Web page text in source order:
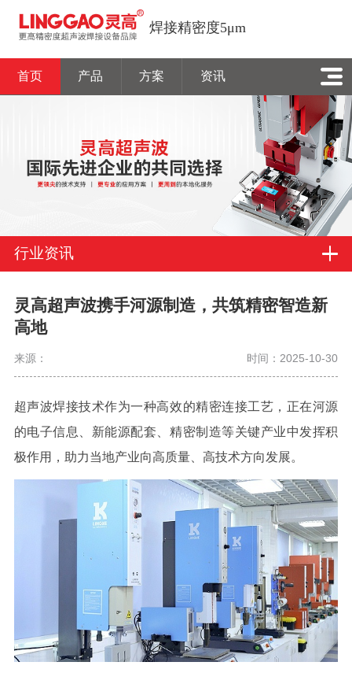
焊接精密度5μm
首页 产品 方案 资讯
行业资讯
灵高超声波携手河源制造，共筑精密智造新
高地
来源： 时间：2025-10-30
超声波焊接技术作为一种高效的精密连接工艺，正在河源
的电子信息、新能源配套、精密制造等关键产业中发挥积
极作用，助力当地产业向高质量、高技术方向发展。